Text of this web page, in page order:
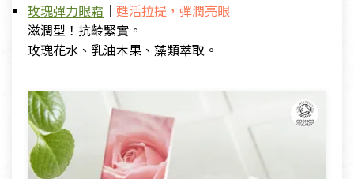
玫瑰彈力眼霜 ｜ 甦活拉提，彈潤亮眼
滋潤型！抗齡緊實。
玫瑰花水、乳油木果、藻類萃取。